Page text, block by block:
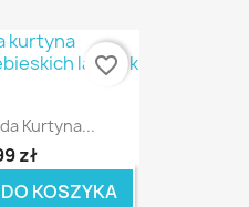
Kurtyna...
zł
DO KOSZYKA
favorite_border